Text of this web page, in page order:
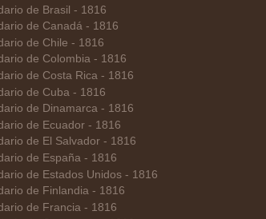
de Brasil - 1816
de Canadá - 1816
de Chile - 1816
de Colombia - 1816
de Costa Rica - 1816
de Cuba - 1816
de Dinamarca - 1816
de Ecuador - 1816
de El Salvador - 1816
de España - 1816
de Estados Unidos - 1816
de Finlandia - 1816
de Francia - 1816